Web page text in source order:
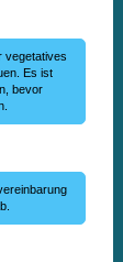
vegetatives
Es ist
bevor